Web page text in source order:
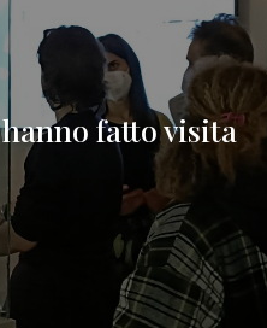
hanno fatto visita